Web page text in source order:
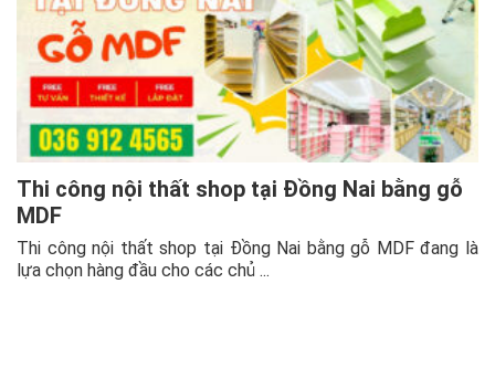
Thi công nội thất shop tại Đồng Nai bằng gỗ
MDF
Thi công nội thất shop tại Đồng Nai bằng gỗ MDF đang là
lựa chọn hàng đầu cho các chủ ...